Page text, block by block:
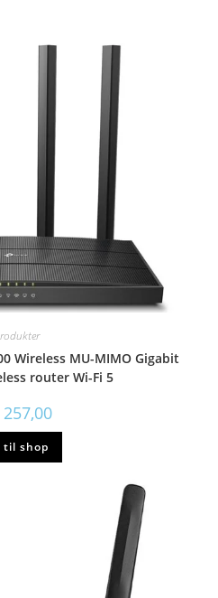
Wireless MU-MIMO Gigabit
router Wi-Fi 5
257,00
til shop